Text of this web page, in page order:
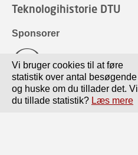
Teknologihistorie DTU
Sponsorer
Vi bruger cookies til at føre
statistik over antal besøgende
og huske om du tillader det. Vil
du tillade statistik? Læs mere